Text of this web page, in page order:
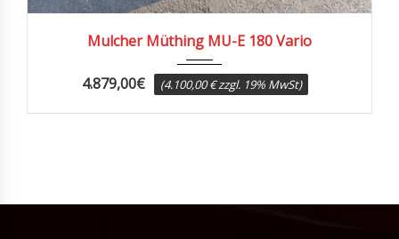
Mulcher Müthing MU-E 180 Vario
4.879,00€ (4.100,00 € zzgl. 19% MwSt)